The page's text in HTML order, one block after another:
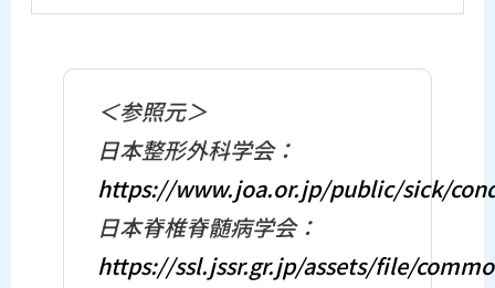
＜参照元＞
日本整形外科学会：
https://www.joa.or.jp/public/sick/
日本脊椎脊髄病学会：
https://ssl.jssr.gr.jp/assets/file/